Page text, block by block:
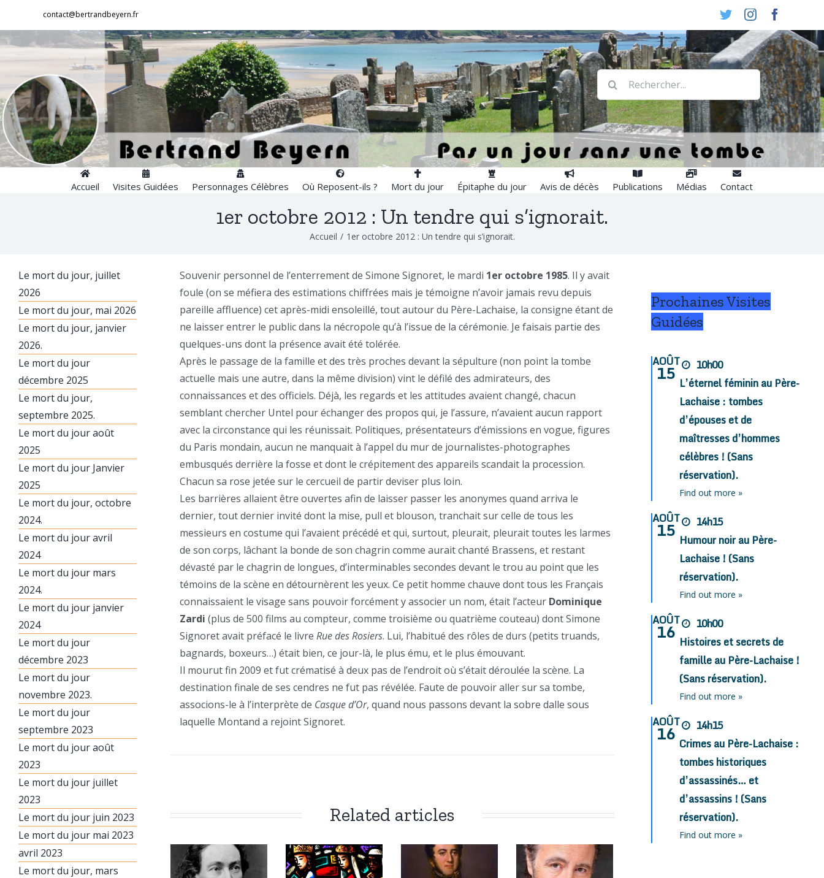
contenu
contact@bertrandbeyern.fr TwitterInstagram
Rechercher:
Accueil Visites Guidées Personnages Célèbres Où Reposent-ils ? Mort du jour Épitaphe du jour Avis de décès Publications Médias Contact
1er octobre 2012 : Un tendre qui s’ignorait.
Accueil / 1er octobre 2012 : Un tendre qui s’ignorait.
Souvenir personnel de l’enterrement de Simone Signoret, le mardi 1er octobre 1985. Il y avait
foule (on se méfiera des estimations chiffrées mais je témoigne n’avoir jamais revu depuis
pareille affluence) cet après-midi ensoleillé, tout autour du Père-Lachaise, la consigne étant de
ne laisser entrer le public dans la nécropole qu’à l’issue de la cérémonie. Je faisais partie des
quelques-uns dont la présence avait été tolérée.
Après le passage de la famille et des très proches devant la sépulture (non point la tombe
actuelle mais une autre, dans la même division) vint le défilé des admirateurs, des
connaissances et des officiels. Déjà, les regards et les attitudes avaient changé, chacun
semblant chercher Untel pour échanger des propos qui, je l’assure, n’avaient aucun rapport
avec la circonstance qui les réunissait. Politiques, présentateurs d’émissions en vogue, figures
du Paris mondain, aucun ne manquait à l’appel du mur de journalistes-photographes
embusqués derrière la fosse et dont le crépitement des appareils scandait la procession.
Chacun sa rose jetée sur le cercueil de partir deviser plus loin.
Les barrières allaient être ouvertes afin de laisser passer les anonymes quand arriva le
dernier, tout dernier invité dont la mise, pull et blouson, tranchait sur celle de tous les
messieurs en costume qui l’avaient précédé et qui, surtout, pleurait, pleurait toutes les larmes
de son corps, lâchant la bonde de son chagrin comme aurait chanté Brassens, et restant
dévasté par le chagrin de longues, d’interminables secondes devant le trou au point que les
témoins de la scène en détournèrent les yeux. Ce petit homme chauve dont tous les Français
connaissaient le visage sans pouvoir forcément y associer un nom, était l’acteur Dominique
Zardi (plus de 500 films au compteur, comme troisième ou quatrième couteau) dont Simone
Signoret avait préfacé le livre Rue des Rosiers. Lui, l’habitué des rôles de durs (petits truands,
bagnards, boxeurs…) était bien, ce jour-là, le plus ému, et le plus émouvant.
Il mourut fin 2009 et fut crématisé à deux pas de l’endroit où s’était déroulée la scène. La
destination finale de ses cendres ne fut pas révélée. Faute de pouvoir aller sur sa tombe,
associons-le à l’interprète de Casque d’Or, quand nous passons devant la sobre dalle sous
laquelle Montand a rejoint Signoret.
Related articles
Le mort du jour, juillet
2026
Le mort du jour, mai 2026
Le mort du jour, janvier
2026.
Le mort du jour
décembre 2025
Le mort du jour,
septembre 2025.
Le mort du jour août
2025
Le mort du jour Janvier
2025
Le mort du jour, octobre
2024.
Le mort du jour avril
2024
Le mort du jour mars
2024.
Le mort du jour janvier
2024
Le mort du jour
décembre 2023
Le mort du jour
novembre 2023.
Le mort du jour
septembre 2023
Le mort du jour août
2023
Le mort du jour juillet
2023
Le mort du jour juin 2023
Le mort du jour mai 2023
avril 2023
Le mort du jour, mars
Prochaines Visites
Guidées
AOÛT
15
10h00
L’éternel féminin au Père-
Lachaise : tombes
d’épouses et de
maîtresses d’hommes
célèbres ! (Sans
réservation).
Find out more »
AOÛT
15
14h15
Humour noir au Père-
Lachaise ! (Sans
réservation).
Find out more »
AOÛT
16
10h00
Histoires et secrets de
famille au Père-Lachaise !
(Sans réservation).
Find out more »
AOÛT
16
14h15
Crimes au Père-Lachaise :
tombes historiques
d’assassinés… et
d’assassins ! (Sans
réservation).
Find out more »